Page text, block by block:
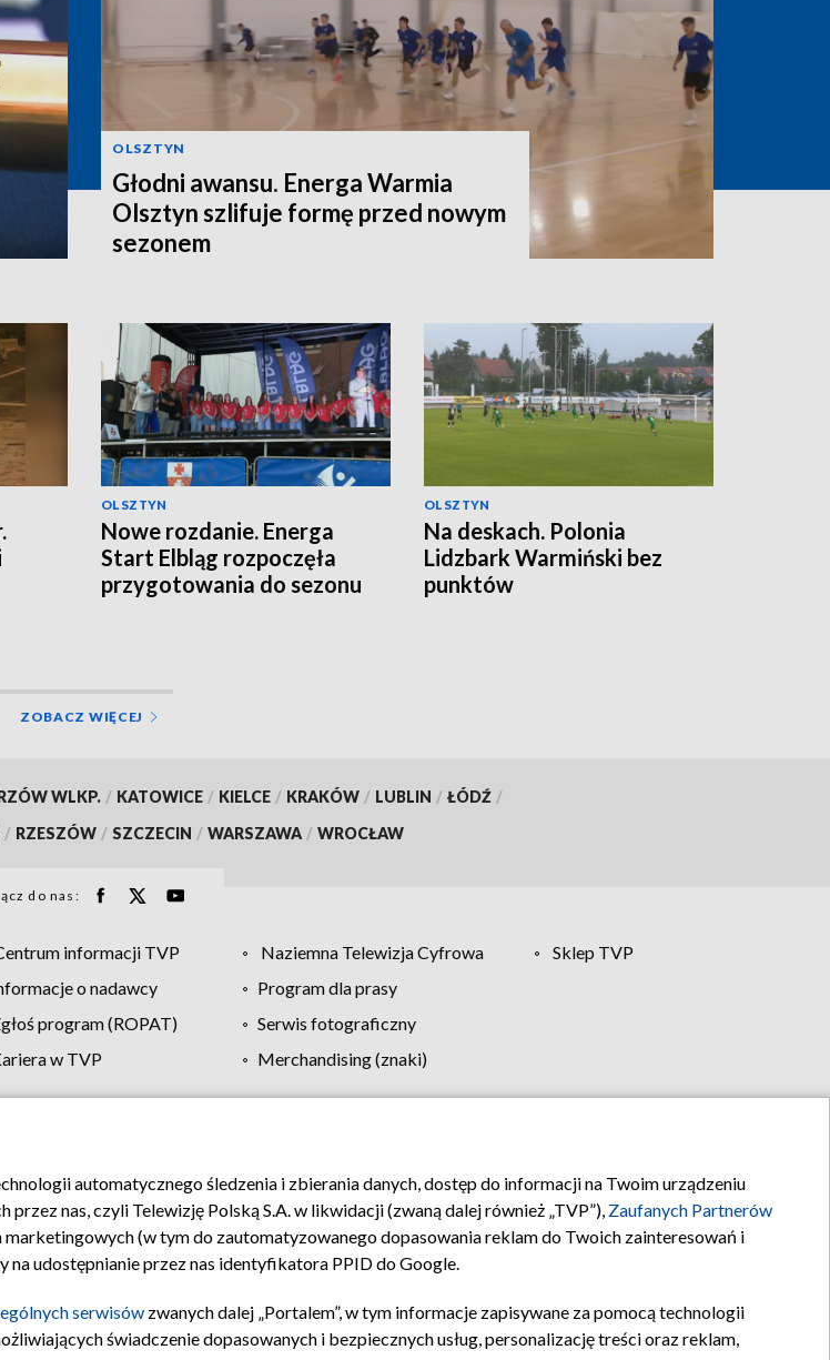
OLSZTYN
Głodni awansu. Energa Warmia
Olsztyn szlifuje formę przed nowym
sezonem
OLSZTYN
Nowe rozdanie. Energa
Start Elbląg rozpoczęła
przygotowania do sezonu
OLSZTYN
Na deskach. Polonia
Lidzbark Warmiński bez
punktów
ZOBACZ WIĘCEJ
WLKP. / KATOWICE / KIELCE / KRAKÓW / LUBLIN / ŁÓDŹ /
/ RZESZÓW / SZCZECIN / WARSZAWA / WROCŁAW
do nas:
informacji TVP Naziemna Telewizja Cyfrowa
Sklep TVP
o nadawcy
Program dla prasy
program (ROPAT)
Serwis fotograficzny
w TVP
Merchandising (znaki)
Moje zgody Pomoc Biuro reklamy Kontakt
automatycznego śledzenia i zbierania danych, dostęp do informacji na Twoim urządzeniu
nas, czyli Telewizję Polską S.A. w likwidacji (zwaną dalej również „TVP”), Zaufanych Partnerów
marketingowych (w tym do zautomatyzowanego dopasowania reklam do Twoich zainteresowań i
na udostępnianie przez nas identyfikatora PPID do Google.
serwisów zwanych dalej „Portalem”, w tym informacje zapisywane za pomocą technologii
świadczenie dopasowanych i bezpiecznych usług, personalizację treści oraz reklam,